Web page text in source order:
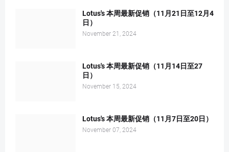
Lotus's 本周最新促销（11月21日至12月4
日）
November 21, 2024
Lotus's 本周最新促销（11月14日至27
日）
November 15, 2024
Lotus's 本周最新促销（11月7日至20日）
November 07, 2024